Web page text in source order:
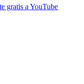
gratis a YouTube